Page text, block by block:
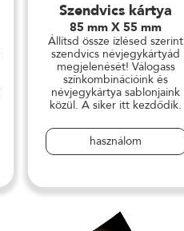
Szendvics kártya
85 mm X 55 mm
Állítsd össze ízlésed szerint
szendvics névjegykártyád
megjelenését! Válogass
színkombinációink és
névjegykártya sablonjaink
közül. A siker itt kezdődik.
használom